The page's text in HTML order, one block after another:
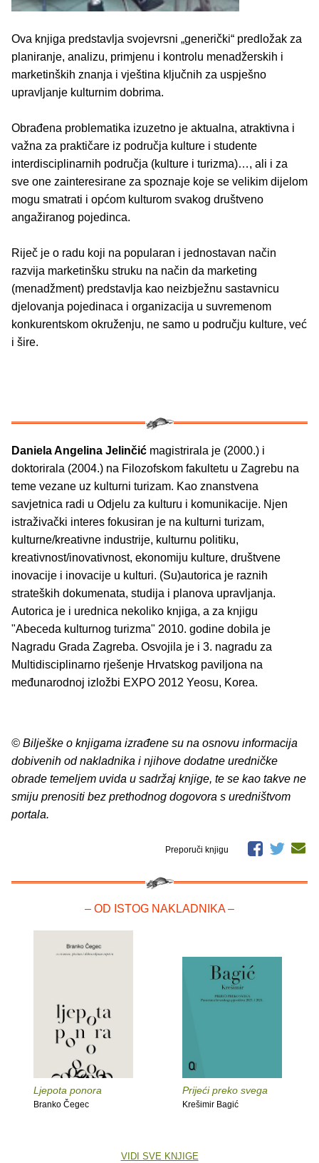
Ova knjiga predstavlja svojevrsni „generički“ predložak za
planiranje, analizu, primjenu i kontrolu menadžerskih i
marketinških znanja i vještina ključnih za uspješno
upravljanje kulturnim dobrima.
Obrađena problematika izuzetno je aktualna, atraktivna i
važna za praktičare iz područja kulture i studente
interdisciplinarnih područja (kulture i turizma)…, ali i za
sve one zainteresirane za spoznaje koje se velikim dijelom
mogu smatrati i općom kulturom svakog društveno
angažiranog pojedinca.
Riječ je o radu koji na popularan i jednostavan način
razvija marketinšku struku na način da marketing
(menadžment) predstavlja kao neizbježnu sastavnicu
djelovanja pojedinaca i organizacija u suvremenom
konkurentskom okruženju, ne samo u području kulture, već
i šire.
Daniela Angelina Jelinčić magistrirala je (2000.) i
doktorirala (2004.) na Filozofskom fakultetu u Zagrebu na
teme vezane uz kulturni turizam. Kao znanstvena
savjetnica radi u Odjelu za kulturu i komunikacije. Njen
istraživački interes fokusiran je na kulturni turizam,
kulturne/kreativne industrije, kulturnu politiku,
kreativnost/inovativnost, ekonomiju kulture, društvene
inovacije i inovacije u kulturi. (Su)autorica je raznih
strateških dokumenata, studija i planova upravljanja.
Autorica je i urednica nekoliko knjiga, a za knjigu
"Abeceda kulturnog turizma" 2010. godine dobila je
Nagradu Grada Zagreba. Osvojila je i 3. nagradu za
Multidisciplinarno rješenje Hrvatskog paviljona na
međunarodnoj izložbi EXPO 2012 Yeosu, Korea.
© Bilješke o knjigama izrađene su na osnovu informacija
dobivenih od nakladnika i njihove dodatne uredničke
obrade temeljem uvida u sadržaj knjige, te se kao takve ne
smiju prenositi bez prethodnog dogovora s uredništvom
portala.
Preporuči knjigu
– OD ISTOG NAKLADNIKA –
Ljepota ponora
Branko Čegec
Prijeći preko svega
Krešimir Bagić
VIDI SVE KNJIGE